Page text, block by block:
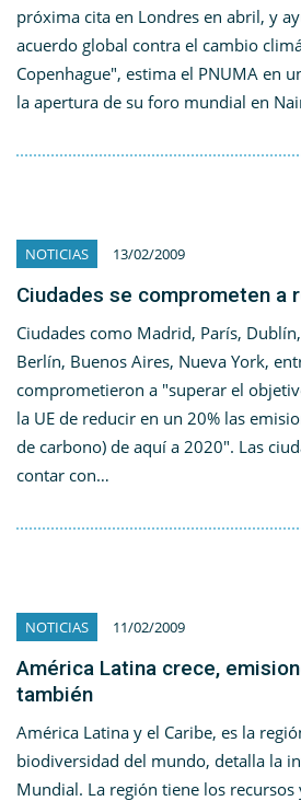
próxima cita en Londres en abril, y
acuerdo global contra el cambio
Copenhague", estima el PNUMA en
la apertura de su foro mundial en
NOTICIAS 13/02/2009
Ciudades se comprometen a
Ciudades como Madrid, París,
Berlín, Buenos Aires, Nueva York,
comprometieron a "superar el
la UE de reducir en un 20% las
de carbono) de aquí a 2020". Las
contar con…
NOTICIAS 11/02/2009
América Latina crece,
también
América Latina y el Caribe, es la
biodiversidad del mundo, detalla la
Mundial. La región tiene los recursos